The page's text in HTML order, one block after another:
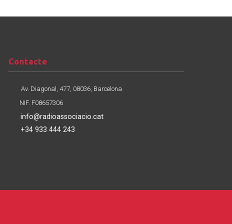
Contacte
Contacte
Av. Diagonal, 477, 08036, Barcelona
NIF. F08657306
info@radioassociacio.cat
+34 933 444 243